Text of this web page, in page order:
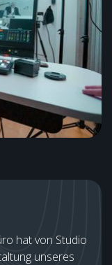
hat von Studio
unseres